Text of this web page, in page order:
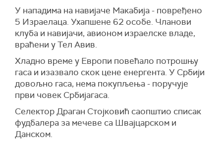
У нападима на навијаче Макабија - повређено
5 Израелаца. Ухапшене 62 особе. Чланови
клуба и навијачи, авионом израелске владе,
враћени у Тел Авив.
Хладно време у Европи повећало потрошњу
гаса и изазвало скок цене енергента. У Србији
довољно гаса, нема покупљења - поручује
први човек Србијагаса.
Селектор Драган Стојковић саопштио списак
фудбалера за мечеве са Швајцарском и
Данском.